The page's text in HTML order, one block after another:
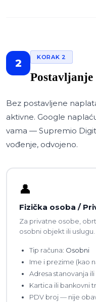
2 KORAK 2
Postavljanje
Bez postavljene
aktivne. Google
vama — Supremio
vođenje, odvojeno.
👤
Fizička osoba /
Za privatne osobe,
osobni objekt ili uslugu.
Tip računa: Osobni
Ime i prezime (kao
Adresa stanovanja
Kartica ili bankovni
PDV broj — nije